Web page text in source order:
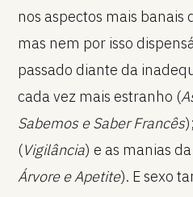
nos aspectos mais
mas nem por isso
passado diante da
cada vez mais estranho (
Sabemos e Saber Francês
(Vigilância) e as manias
Árvore e Apetite). E sexo